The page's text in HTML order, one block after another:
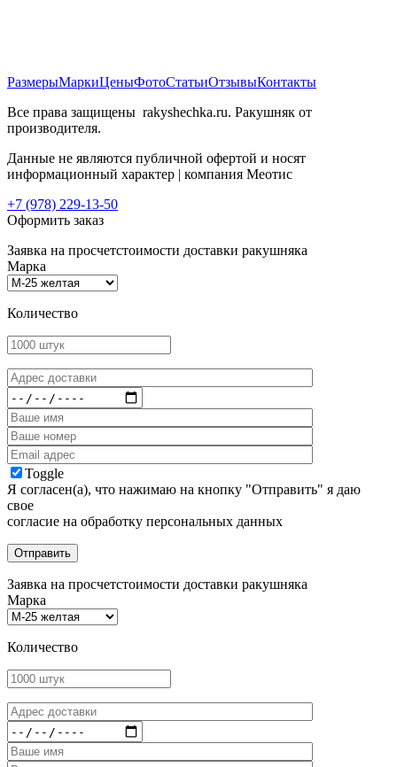
РазмерыМаркиЦеныФотоСтатьиОтзывыКонтакты
Все права защищены rakyshechka.ru. Ракушняк от
производителя.
Данные не являются публичной офертой и носят
информационный характер | компания Меотис
+7 (978) 229-13-50
Оформить заказ
Заявка на просчетстоимости доставки ракушняка
Марка
Количество
Toggle
Я согласен(а), что нажимаю на кнопку "Отправить" я даю
свое
согласие на обработку персональных данных
Заявка на просчетстоимости доставки ракушняка
Марка
Количество